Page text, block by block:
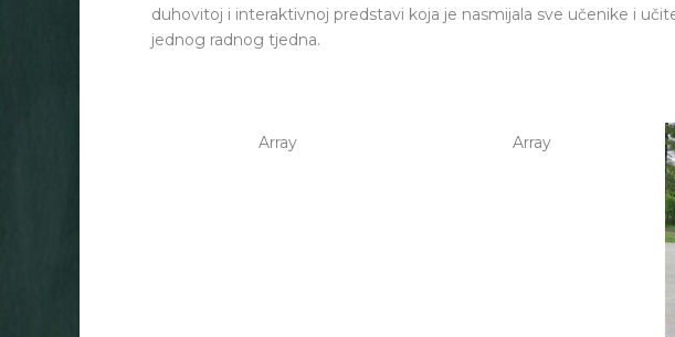
duhovitoj i interaktivnoj predstavi koja je nasmijala sve učenike i
jednog radnog tjedna.
Array Array